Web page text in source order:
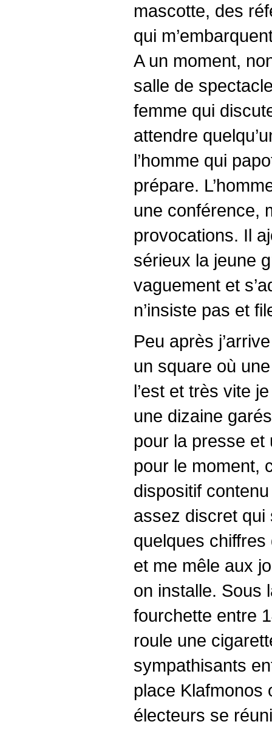
mascotte, des
qui
A un moment,
salle de
femme qui
attendre
l’homme qui
prépare.
une conférence,
provocations. Il
sérieux la jeune
vaguement et
n’insiste pas et
Peu après
un square où
l’est et très vite
une dizaine
pour la presse et
pour le moment,
dispositif
assez discret qui
quelques
et me mêle aux
on installe. Sous
fourchette entre
roule une
sympathisants
place Klafmonos
électeurs se